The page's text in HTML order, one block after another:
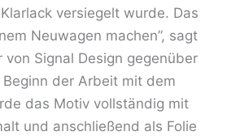
versiegelt wurde. Das
Neuwagen machen”, sagt
von Signal Design gegenüber
Beginn der Arbeit mit dem
das Motiv vollständig mit
und anschließend als Folie